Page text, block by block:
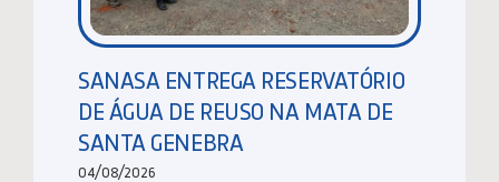
SANASA ENTREGA RESERVATÓRIO
DE ÁGUA DE REUSO NA MATA DE
SANTA GENEBRA
04/08/2026